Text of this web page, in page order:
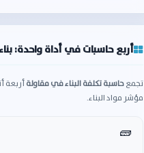
أربع حاسبات في أداة واحدة:
تجمعحاسبة تكلفة البناء في مقاولةأربعة
مؤشر مواد البناء.
🧱